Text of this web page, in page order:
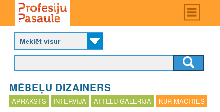
main
content
Main
menu
P
o
f
e
s
i
j
u
MĒBEĻU DIZAINERS
APRAKSTS INTERVIJA ATTĒLU GALERIJA KUR MĀCĪTIES